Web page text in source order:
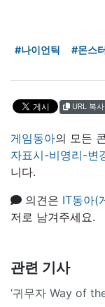
#나이언틱 #몬스
URL 복사
게임동아의 모든
자표시-비영리-변
니다.
의견은 IT동아(
저로 남겨주세요.
관련 기사
‘귀무자 Way of